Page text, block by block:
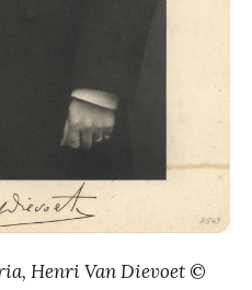
Henri Van Dievoet ©